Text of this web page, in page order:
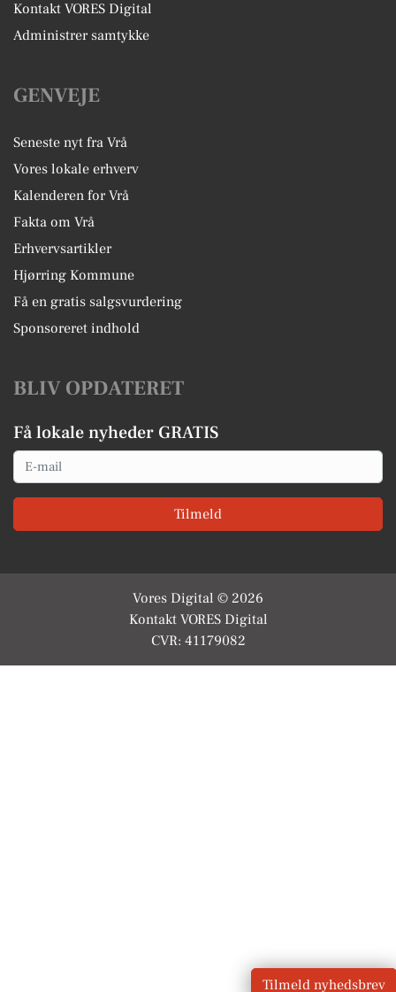
Kontakt VORES Digital
Administrer samtykke
GENVEJE
Seneste nyt fra Vrå
Vores lokale erhverv
Kalenderen for Vrå
Fakta om Vrå
Erhvervsartikler
Hjørring Kommune
Få en gratis salgsvurdering
Sponsoreret indhold
BLIV OPDATERET
Få lokale nyheder GRATIS
Email
Tilmeld
Vores Digital © 2026
Kontakt VORES Digital
CVR: 41179082
Tilmeld nyhedsbrev